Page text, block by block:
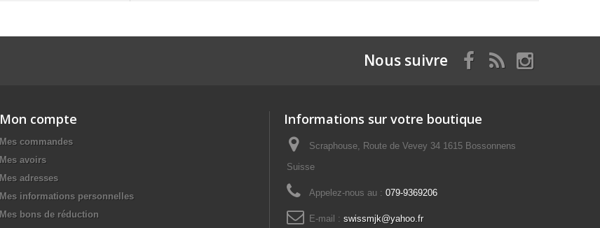
Nous suivre
Mon compte
Mes commandes
Mes avoirs
Mes adresses
Mes informations personnelles
Mes bons de réduction
Informations sur votre boutique
Scraphouse, Route de Vevey 34 1615 Bossonnens
Suisse
Appelez-nous au : 079-9369206
E-mail : swissmjk@yahoo.fr